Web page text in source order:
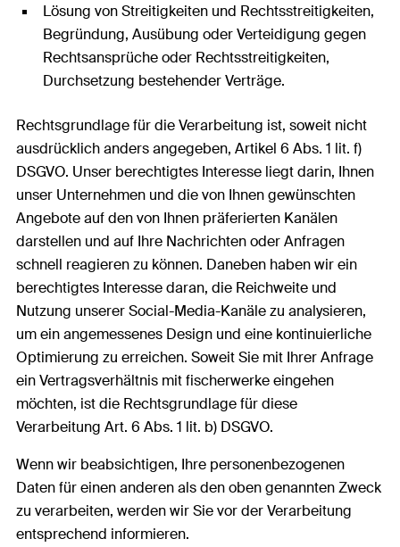
Lösung von Streitigkeiten und Rechtsstreitigkeiten,
Begründung, Ausübung oder Verteidigung gegen
Rechtsansprüche oder Rechtsstreitigkeiten,
Durchsetzung bestehender Verträge.
Rechtsgrundlage für die Verarbeitung ist, soweit nicht
ausdrücklich anders angegeben, Artikel 6 Abs. 1 lit. f)
DSGVO. Unser berechtigtes Interesse liegt darin, Ihnen
unser Unternehmen und die von Ihnen gewünschten
Angebote auf den von Ihnen präferierten Kanälen
darstellen und auf Ihre Nachrichten oder Anfragen
schnell reagieren zu können. Daneben haben wir ein
berechtigtes Interesse daran, die Reichweite und
Nutzung unserer Social-Media-Kanäle zu analysieren,
um ein angemessenes Design und eine kontinuierliche
Optimierung zu erreichen. Soweit Sie mit Ihrer Anfrage
ein Vertragsverhältnis mit fischerwerke eingehen
möchten, ist die Rechtsgrundlage für diese
Verarbeitung Art. 6 Abs. 1 lit. b) DSGVO.
Wenn wir beabsichtigen, Ihre personenbezogenen
Daten für einen anderen als den oben genannten Zweck
zu verarbeiten, werden wir Sie vor der Verarbeitung
entsprechend informieren.